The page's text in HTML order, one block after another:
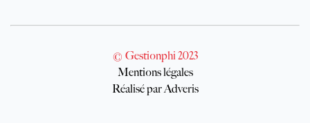
© Gestionphi 2023
Mentions légales
Réalisé par Adveris